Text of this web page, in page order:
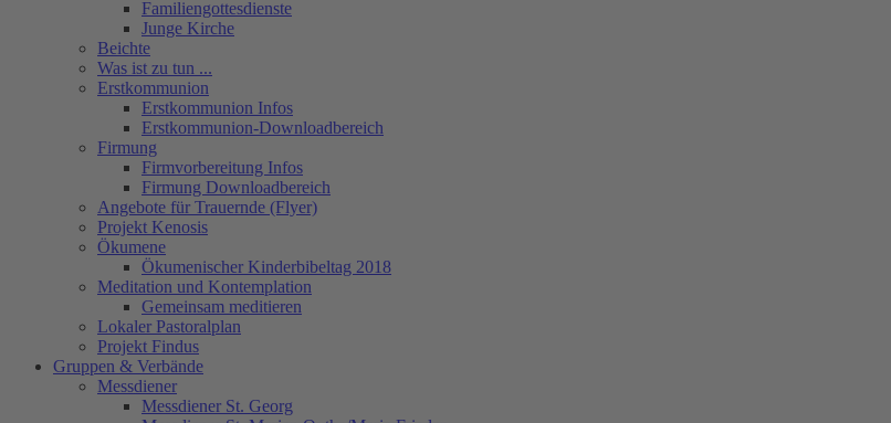
Familiengottesdienste
Junge Kirche
Beichte
Was ist zu tun ...
Erstkommunion
Erstkommunion Infos
Erstkommunion-Downloadbereich
Firmung
Firmvorbereitung Infos
Firmung Downloadbereich
Angebote für Trauernde (Flyer)
Projekt Kenosis
Ökumene
Ökumenischer Kinderbibeltag 2018
Meditation und Kontemplation
Gemeinsam meditieren
Lokaler Pastoralplan
Projekt Findus
Gruppen & Verbände
Messdiener
Messdiener St. Georg